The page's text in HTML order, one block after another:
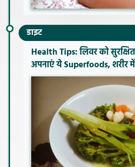
डाइट
Health Tips: लिवर को
अपनाएं ये Superfoods, शरीर